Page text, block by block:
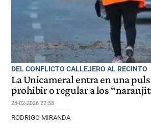
DEL CONFLICTO CALLEJERO AL RECINTO
La Unicameral entra en una
prohibir o regular a los
28-02-2026 22:58
RODRIGO MIRANDA